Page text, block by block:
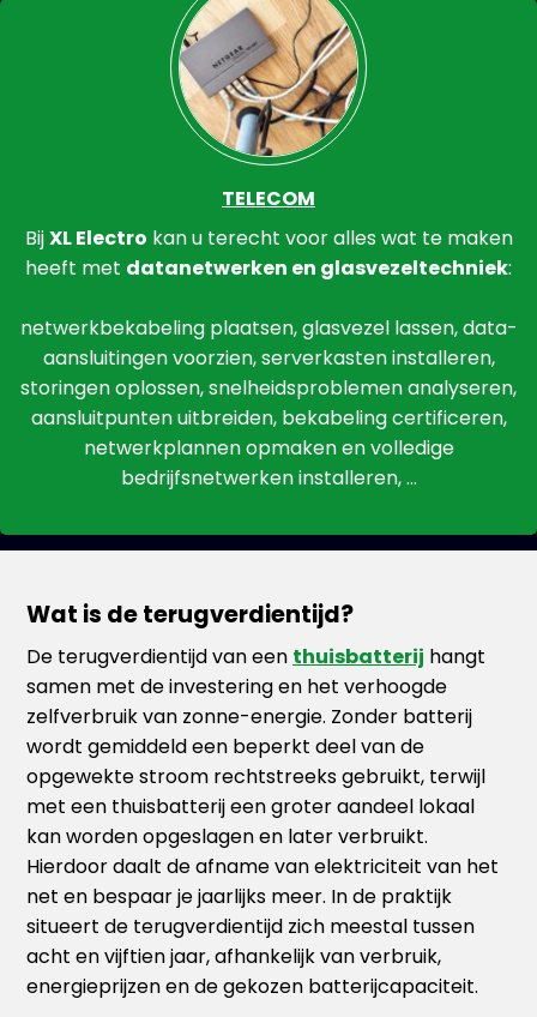
TELECOM
BijXL Electro kan u terecht voor alles wat te maken
heeft met datanetwerken en glasvezeltechniek:
netwerkbekabeling plaatsen, glasvezel lassen, data-
aansluitingen voorzien, serverkasten installeren,
storingen oplossen, snelheidsproblemen analyseren,
aansluitpunten uitbreiden, bekabeling certificeren,
netwerkplannen opmaken en volledige
bedrijfsnetwerken installeren, …
Wat is de terugverdientijd?
De terugverdientijd van een thuisbatterij hangt
samen met de investering en het verhoogde
zelfverbruik van zonne-energie. Zonder batterij
wordt gemiddeld een beperkt deel van de
opgewekte stroom rechtstreeks gebruikt, terwijl
met een thuisbatterij een groter aandeel lokaal
kan worden opgeslagen en later verbruikt.
Hierdoor daalt de afname van elektriciteit van het
net en bespaar je jaarlijks meer. In de praktijk
situeert de terugverdientijd zich meestal tussen
acht en vijftien jaar, afhankelijk van verbruik,
energieprijzen en de gekozen batterijcapaciteit.